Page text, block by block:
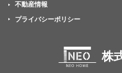
不動産情報
プライバシーポリシー
株